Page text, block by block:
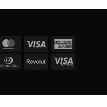
MasterCard
Visa
DinnersRevolutVisa